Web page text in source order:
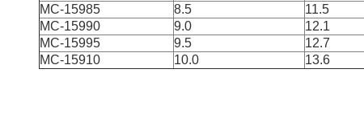
MC-15985
8.5 11.5
MC-15990
9.0 12.1
MC-15995
9.5 12.7
MC-15910
10.0 13.6